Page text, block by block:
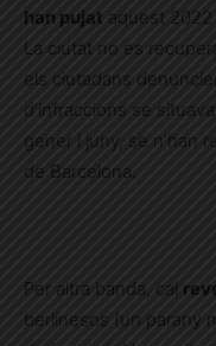
han pujat aquest 2022
La ciutat no es
els ciutadans
d’infraccions se
gener i juny, se n’han
de Barcelona.
Per altra banda, cal
berlinesos (un parany